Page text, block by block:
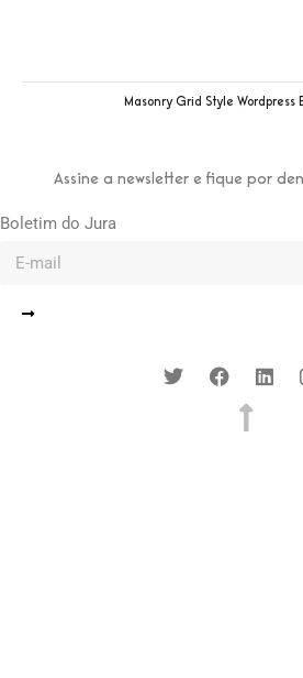
Masonry Grid Style Wordpress
Assine a newsletter e fique por
Boletim do Jura